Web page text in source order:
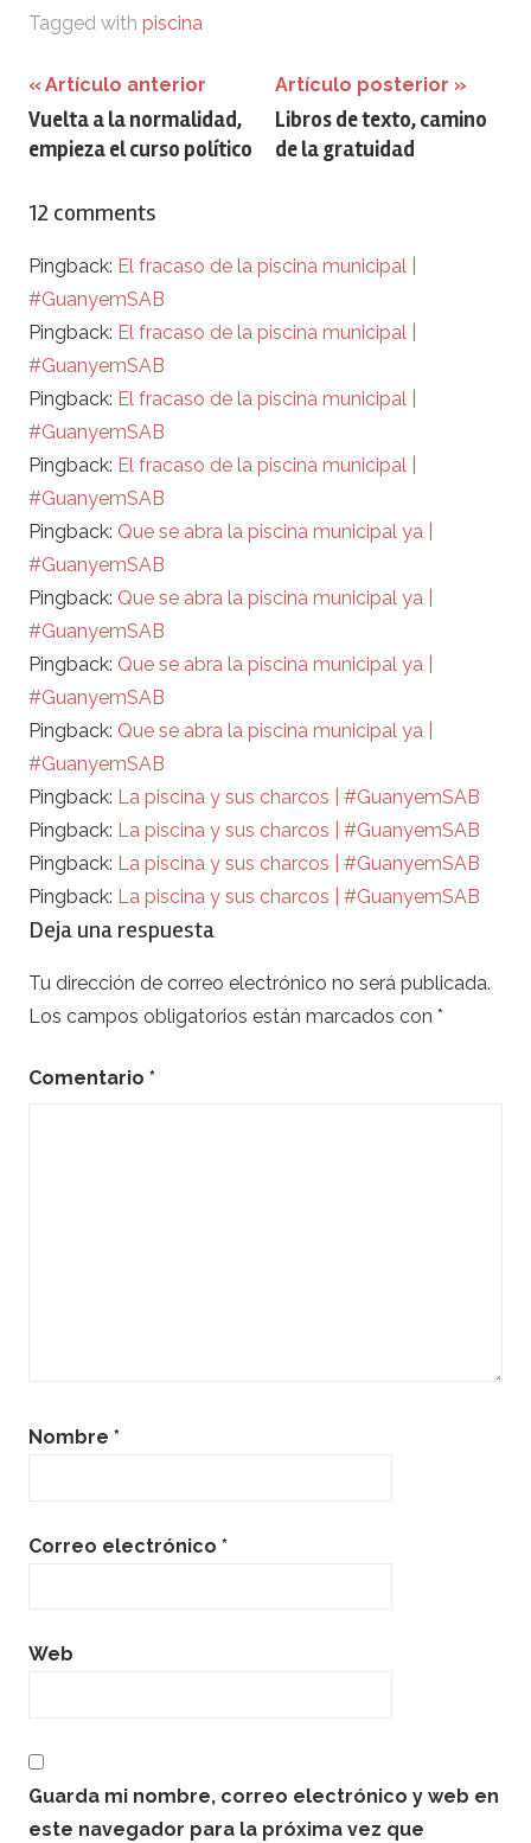
Tagged with piscina
Navegación
de
Artículo anterior
Vuelta a la normalidad,
empieza el curso político
Artículo posterior
Libros de texto, camino
de la gratuidad
12 comments
Pingback: El fracaso de la piscina municipal |
#GuanyemSAB
Pingback: El fracaso de la piscina municipal |
#GuanyemSAB
Pingback: El fracaso de la piscina municipal |
#GuanyemSAB
Pingback: El fracaso de la piscina municipal |
#GuanyemSAB
Pingback: Que se abra la piscina municipal ya |
#GuanyemSAB
Pingback: Que se abra la piscina municipal ya |
#GuanyemSAB
Pingback: Que se abra la piscina municipal ya |
#GuanyemSAB
Pingback: Que se abra la piscina municipal ya |
#GuanyemSAB
Pingback: La piscina y sus charcos | #GuanyemSAB
Pingback: La piscina y sus charcos | #GuanyemSAB
Pingback: La piscina y sus charcos | #GuanyemSAB
Pingback: La piscina y sus charcos | #GuanyemSAB
Deja una respuesta
Tu dirección de correo electrónico no será publicada.
Los campos obligatorios están marcados con *
Comentario *
Nombre *
Correo electrónico *
Web
Guarda mi nombre, correo electrónico y web en
este navegador para la próxima vez que